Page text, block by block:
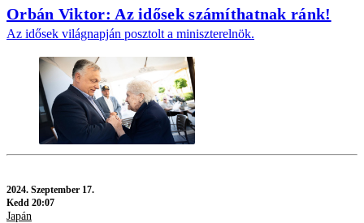
Orbán Viktor: Az idősek számíthatnak ránk!
Az idősek világnapján posztolt a miniszterelnök.
2024. Szeptember 17.
Kedd 20:07
Japán